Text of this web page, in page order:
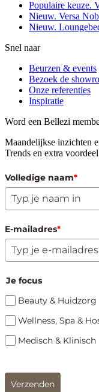
Populaire keuze.
Nieuw. Versa
Nieuw.
Snel naar
Beurzen & events
Bezoek de
Onze referenties
Inspiratie
Word een Bellezi
Maandelijkse inzichten
Trends en extra
Volledige naam*
E-mailadres*
Je focus
Beauty & Huidzorg
Wellness, Spa &
Medisch & Klinisch
Verzenden